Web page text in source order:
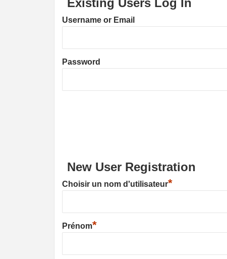
Existing Users Log In
Username or Email
Password
New User Registration
Choisir un nom d'utilisateur*
Prénom*